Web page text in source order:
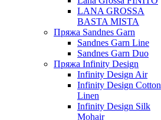
LANA GROSSA
BASTA MISTA
Пряжа Sandnes Garn
Sandnes Garn Line
Sandnes Garn Duo
Пряжа Infinity Design
Infinity Design Air
Infinity Design Cotton
Linen
Infinity Design Silk
Mohair